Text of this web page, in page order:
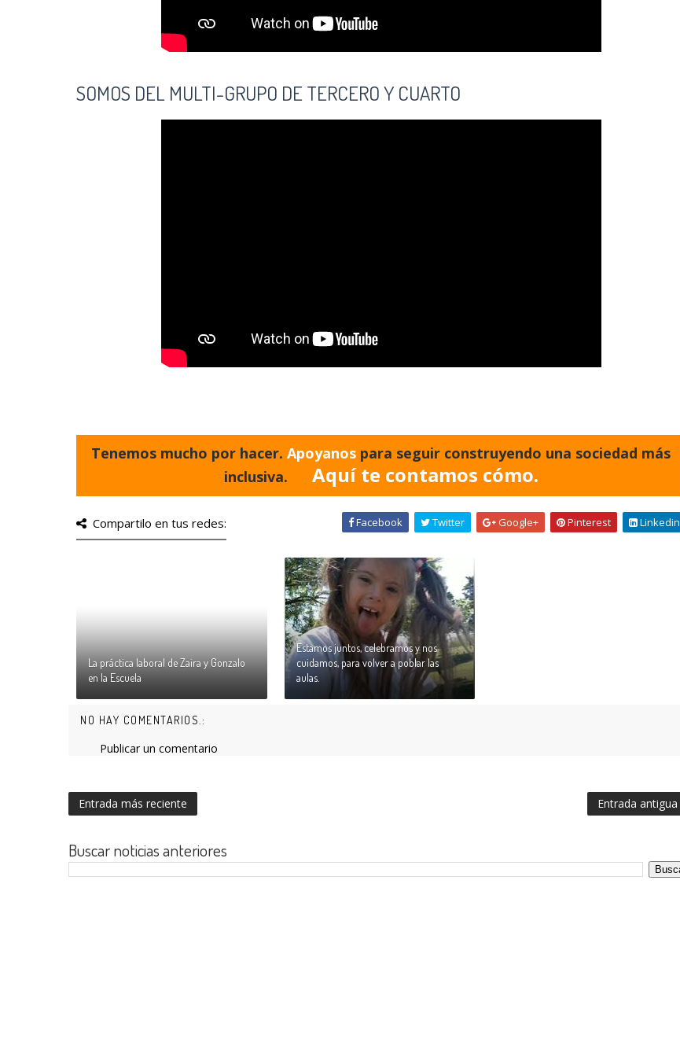
SOMOS DEL MULTI-GRUPO DE TERCERO Y CUARTO
Tenemos mucho por hacer.Apoyanos para seguir construyendo una sociedad más
inclusiva.
Aquí te contamos cómo.
Compartilo en tus redes: Facebook Twitter Google+ Pinterest Linkedin
La práctica laboral de Zaira y Gonzalo
en la Escuela
Estamos juntos, celebramos y nos
cuidamos, para volver a poblar las
aulas.
NO HAY COMENTARIOS.:
Publicar un comentario
Entrada más reciente Entrada antigua
Buscar noticias anteriores